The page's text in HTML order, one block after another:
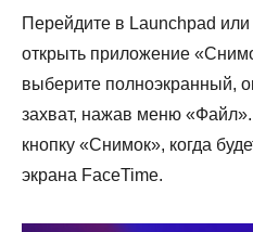
Перейдите в Launchpad
открыть приложение
выберите полноэкранный,
захват, нажав меню
кнопку «Снимок», когда
экрана FaceTime.